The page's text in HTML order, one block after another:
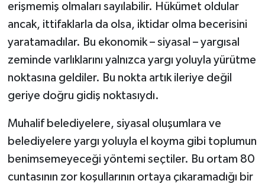
erişmemiş olmaları sayılabilir. Hükümet oldular
ancak, ittifaklarla da olsa, iktidar olma becerisini
yaratamadılar. Bu ekonomik – siyasal – yargısal
zeminde varlıklarını yalnızca yargı yoluyla yürütme
noktasına geldiler. Bu nokta artık ileriye değil
geriye doğru gidiş noktasıydı.
Muhalif belediyelere, siyasal oluşumlara ve
belediyelere yargı yoluyla el koyma gibi toplumun
benimsemeyeceği yöntemi seçtiler. Bu ortam 80
cuntasının zor koşullarının ortaya çıkaramadığı bir